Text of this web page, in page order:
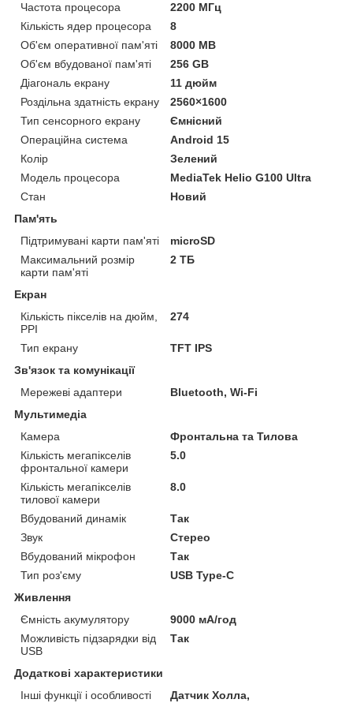
Частота процесора
2200 МГц
Кількість ядер процесора
8
Об'єм оперативної пам'яті
8000 MB
Об'єм вбудованої пам'яті
256 GB
Діагональ екрану
11 дюйм
Роздільна здатність екрану
2560×1600
Тип сенсорного екрану
Ємнісний
Операційна система
Android 15
Колір
Зелений
Модель процесора
MediaTek Helio G100 Ultra
Стан
Новий
Пам'ять
Підтримувані карти пам'яті
microSD
Максимальний розмір
карти пам'яті
2 ТБ
Екран
Кількість пікселів на дюйм,
PPI
274
Тип екрану
TFT IPS
Зв'язок та комунікації
Мережеві адаптери
Bluetooth, Wi-Fi
Мультимедіа
Камера
Фронтальна та Тилова
Кількість мегапікселів
фронтальної камери
5.0
Кількість мегапікселів
тилової камери
8.0
Вбудований динамік
Так
Звук
Стерео
Вбудований мікрофон
Так
Тип роз'єму
USB Type-C
Живлення
Ємність акумулятору
9000 мА/год
Можливість підзарядки від
USB
Так
Додаткові характеристики
Інші функції і особливості
Датчик Холла,